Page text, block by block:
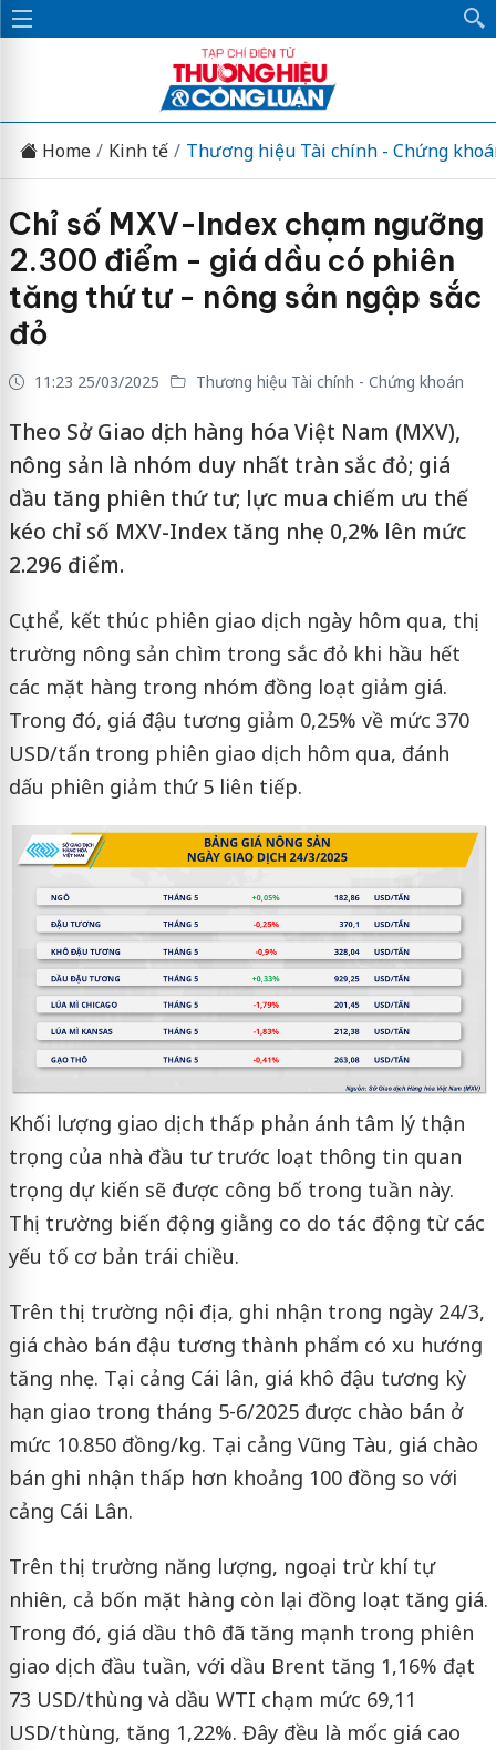
Home Kinh tế Thương hiệu Tài chính - Chứng
Chỉ số MXV-Index chạm ngưỡng
2.300 điểm - giá dầu có phiên
tăng thứ tư - nông sản ngập sắc
đỏ
11:23 25/03/2025 Thương hiệu Tài chính - Chứng khoán
Theo Sở Giao dịch hàng hóa Việt Nam (MXV),
nông sản là nhóm duy nhất tràn sắc đỏ; giá
dầu tăng phiên thứ tư; lực mua chiếm ưu thế
kéo chỉ số MXV-Index tăng nhẹ 0,2% lên mức
2.296 điểm.
Cụ thể, kết thúc phiên giao dịch ngày hôm qua, thị
trường nông sản chìm trong sắc đỏ khi hầu hết
các mặt hàng trong nhóm đồng loạt giảm giá.
Trong đó, giá đậu tương giảm 0,25% về mức 370
USD/tấn trong phiên giao dịch hôm qua, đánh
dấu phiên giảm thứ 5 liên tiếp.
Khối lượng giao dịch thấp phản ánh tâm lý thận
trọng của nhà đầu tư trước loạt thông tin quan
trọng dự kiến sẽ được công bố trong tuần này.
Thị trường biến động giằng co do tác động từ các
yếu tố cơ bản trái chiều.
Trên thị trường nội địa, ghi nhận trong ngày 24/3,
giá chào bán đậu tương thành phẩm có xu hướng
tăng nhẹ. Tại cảng Cái lân, giá khô đậu tương kỳ
hạn giao trong tháng 5-6/2025 được chào bán ở
mức 10.850 đồng/kg. Tại cảng Vũng Tàu, giá chào
bán ghi nhận thấp hơn khoảng 100 đồng so với
cảng Cái Lân.
Trên thị trường năng lượng, ngoại trừ khí tự
nhiên, cả bốn mặt hàng còn lại đồng loạt tăng giá.
Trong đó, giá dầu thô đã tăng mạnh trong phiên
giao dịch đầu tuần, với dầu Brent tăng 1,16% đạt
73 USD/thùng và dầu WTI chạm mức 69,11
USD/thùng, tăng 1,22%. Đây đều là mốc giá cao